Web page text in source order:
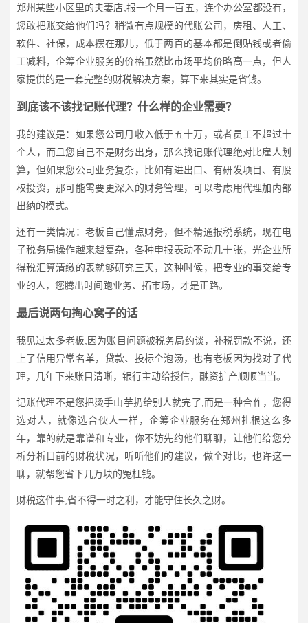
郑州某些小区里的夫妻店,报一个月一百五，连个办公室都没有，
您敢把账交给他们吗？稍微有点规模的代账公司，房租、人工、
软件、社保，成本摆在那儿，低于两百的基本都是倒贴钱或者偷
工减料，企筹企业服务的价格虽然比市场平均价略高一点，但人
家提供的是一套完整的财税解决方案，算下来其实是省钱。
到底该不该找记账代理？什么样的企业需要？
我的建议是：如果您公司月收入低于五十万，或者员工不超过十
个人，而且您自己不是财务出身，那么找记账代理绝对比雇人划
算，但如果您公司业务复杂，比如有进出口、有研发项目、有股
权投资，那可能需要更深入的财务管理，可以考虑用代理加内部
出纳的模式。
还有一类情况：老板自己懂点财务，但不精通报税系统，现在电
子税务局操作越来越复杂，各种申报表动不动几十张，光企业所
得税汇算清缴的表就够研究三天，这种时候，把专业的事交给专
业的人，您腾出时间跑业务、拓市场，才是正路。
最后说两句掏心窝子的话
我见过太多老板,因为账目问题被税务局约谈，补税罚款不说，还
上了信用异常名单，贷款、投标全泡汤，也有老板因为找对了代
理，几年下来账目清晰，银行主动给授信，融资扩产顺顺当当。
记账代理不是您把烫手山芋扔给别人就完了,而是一种合作，您得
选对人，就像选合伙人一样，企筹企业服务在郑州扎根这么多
年，靠的就是靠谱和专业，你不妨先约他们聊聊，让他们给您分
析分析目前的财税状况，听听他们的建议，做个对比，也许这一
聊，就帮您省下几万块的冤枉钱。
财税这件事,省不得一时之利，才能守住长久之财。